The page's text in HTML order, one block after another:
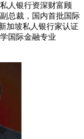
人银行资深财富顾
总裁，国内首批国际
加坡私人银行家认证
国际金融专业